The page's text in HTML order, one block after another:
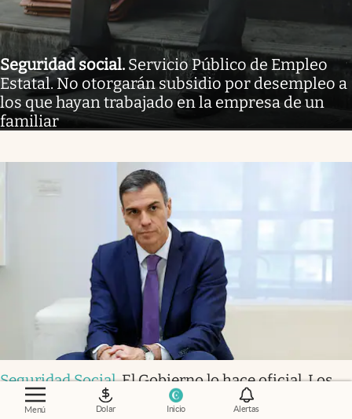
Menú Dolar Inicio Alertas
Seguridad social. Servicio Público de Empleo
Estatal. No otorgarán subsidio por desempleo a
los que hayan trabajado en la empresa de un
familiar
Seguridad Social.El Gobierno lo hace oficial. Los
mayores de 50 años tienen acceso a dos ayudas a la